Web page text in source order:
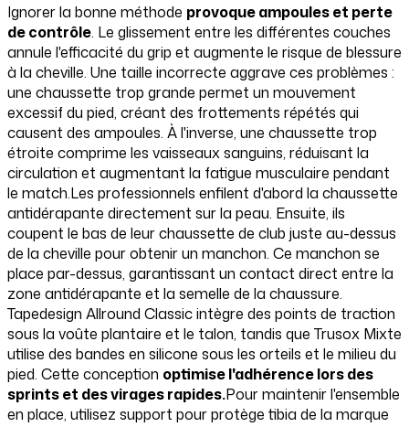
Ignorer la bonne méthode provoque ampoules et perte
de contrôle. Le glissement entre les différentes couches
annule l'efficacité du grip et augmente le risque de blessure
à la cheville. Une taille incorrecte aggrave ces problèmes :
une chaussette trop grande permet un mouvement
excessif du pied, créant des frottements répétés qui
causent des ampoules. À l'inverse, une chaussette trop
étroite comprime les vaisseaux sanguins, réduisant la
circulation et augmentant la fatigue musculaire pendant
le match.Les professionnels enfilent d'abord la chaussette
antidérapante directement sur la peau. Ensuite, ils
coupent le bas de leur chaussette de club juste au-dessus
de la cheville pour obtenir un manchon. Ce manchon se
place par-dessus, garantissant un contact direct entre la
zone antidérapante et la semelle de la chaussure.
Tapedesign Allround Classic intègre des points de traction
sous la voûte plantaire et le talon, tandis que Trusox Mixte
utilise des bandes en silicone sous les orteils et le milieu du
pied. Cette conception optimise l'adhérence lors des
sprints et des virages rapides.Pour maintenir l'ensemble
en place, utilisez support pour protège tibia de la marque